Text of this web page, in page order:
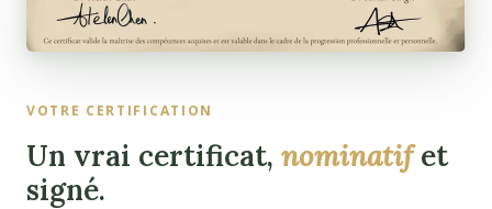
VOTRE CERTIFICATION
Un vrai certificat, nominatifet
signé.